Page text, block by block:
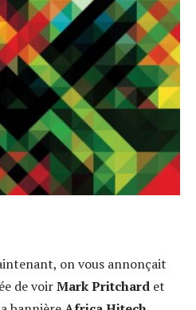
on vous annonçait
de voirMark Pritchard et